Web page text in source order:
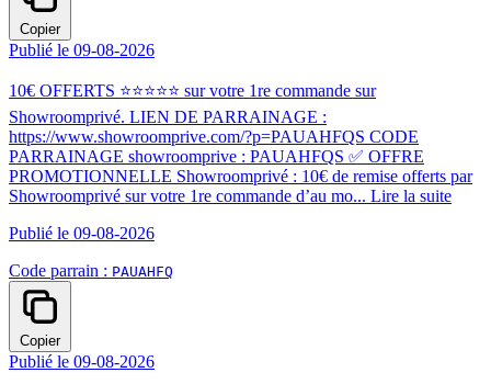
Copier
Publié le 09-08-2026
10€ OFFERTS ⭐⭐⭐⭐⭐ sur votre 1re commande sur
Showroomprivé. LIEN DE PARRAINAGE :
https://www.showroomprive.com/?p=PAUAHFQS CODE
PARRAINAGE showroomprive : PAUAHFQS ✅ OFFRE
PROMOTIONNELLE Showroomprivé : 10€ de remise offerts par
Showroomprivé sur votre 1re commande d’au mo... Lire la suite
Publié le 09-08-2026
Code parrain : PAUAHFQ
Copier
Publié le 09-08-2026